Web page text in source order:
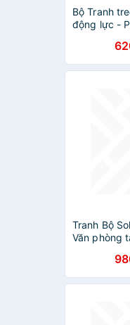
Bộ Tranh
động lực -
Tranh Bộ
Văn phòng